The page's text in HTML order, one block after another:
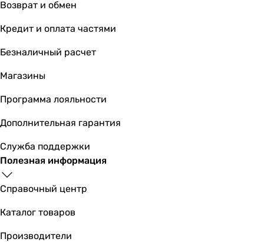
Возврат и обмен
Кредит и оплата частями
Безналичный расчет
Магазины
Программа лояльности
Дополнительная гарантия
Служба поддержки
Полезная информация
Справочный центр
Каталог товаров
Производители